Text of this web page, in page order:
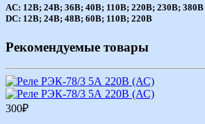
AC: 12В; 24В; 36В; 40В; 110В; 220В; 230В; 380В
DC: 12В; 24В; 48В; 60В; 110В; 220В
Рекомендуемые товары
300₽